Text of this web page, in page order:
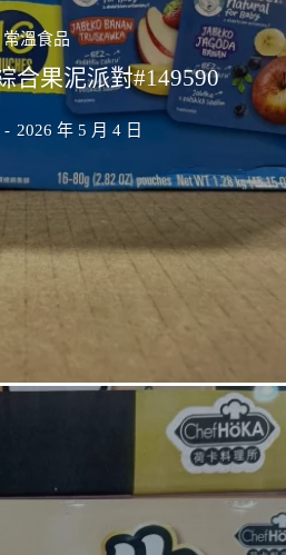
常溫食品
合果泥派對#149590
- 2026 年 5 月 4 日